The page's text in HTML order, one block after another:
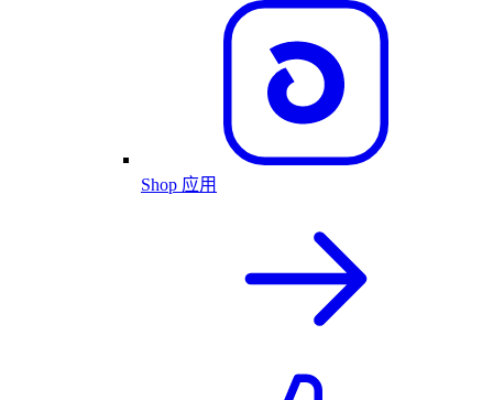
Shop 应用